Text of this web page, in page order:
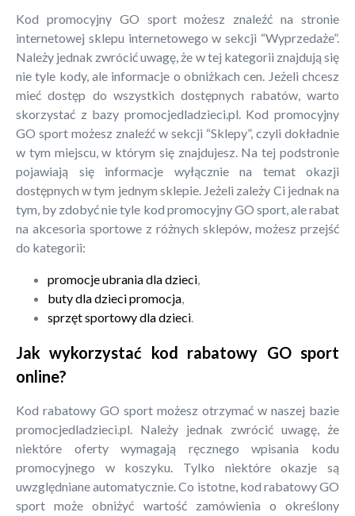
Kod promocyjny GO sport możesz znaleźć na stronie
internetowej sklepu internetowego w sekcji “Wyprzedaże”.
Należy jednak zwrócić uwagę, że w tej kategorii znajdują się
nie tyle kody, ale informacje o obniżkach cen. Jeżeli chcesz
mieć dostęp do wszystkich dostępnych rabatów, warto
skorzystać z bazy promocjedladzieci.pl. Kod promocyjny
GO sport możesz znaleźć w sekcji “Sklepy”, czyli dokładnie
w tym miejscu, w którym się znajdujesz. Na tej podstronie
pojawiają się informacje wyłącznie na temat okazji
dostępnych w tym jednym sklepie. Jeżeli zależy Ci jednak na
tym, by zdobyć nie tyle kod promocyjny GO sport, ale rabat
na akcesoria sportowe z różnych sklepów, możesz przejść
do kategorii:
promocje ubrania dla dzieci,
buty dla dzieci promocja,
sprzęt sportowy dla dzieci.
Jak wykorzystać kod rabatowy GO sport
online?
Kod rabatowy GO sport możesz otrzymać w naszej bazie
promocjedladzieci.pl. Należy jednak zwrócić uwagę, że
niektóre oferty wymagają ręcznego wpisania kodu
promocyjnego w koszyku. Tylko niektóre okazje są
uwzględniane automatycznie. Co istotne, kod rabatowy GO
sport może obniżyć wartość zamówienia o określony